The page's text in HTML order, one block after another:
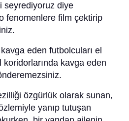
seyrediyoruz diye
fenomenlere film çektirip
eden futbolcuları el
kavga eden
özgürlük olarak sunan,
yanıp tutuşan